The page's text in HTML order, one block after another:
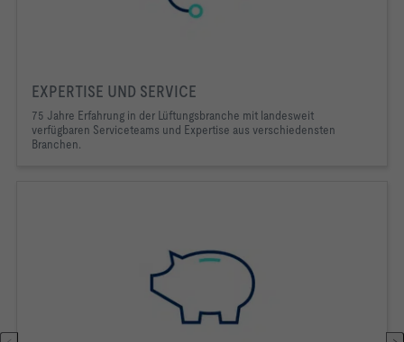
EXPERTISE UND SERVICE
75 Jahre Erfahrung in der Lüftungsbranche mit landesweit
verfügbaren Serviceteams und Expertise aus verschiedensten
Branchen.